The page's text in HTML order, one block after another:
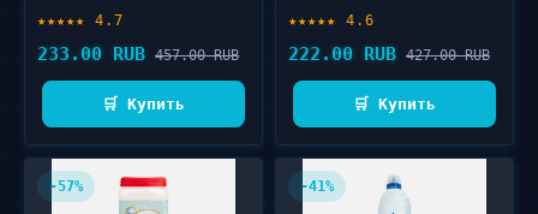
★★★★★ 4.7
233.00 RUB 457.00 RUB
🛒 Купить
★★★★★ 4.6
222.00 RUB 427.00 RUB
🛒 Купить
-57% -41%